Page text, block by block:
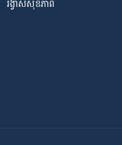
រង្វាស់​សុខភាព